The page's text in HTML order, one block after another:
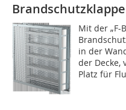
Mit der „F-
in der
der Decke,
Platz für